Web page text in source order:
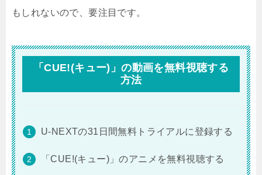
もしれないので、要注目です。
「CUE!(キュー)」の動画を無料視聴する
方法
U-NEXTの31日間無料トライアルに登録する
「CUE!(キュー)」のアニメを無料視聴する